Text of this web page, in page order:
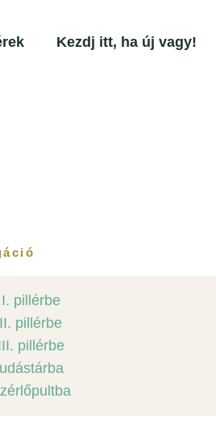
Kezdj itt, ha új vagy!
pillérbe
pillérbe
pillérbe